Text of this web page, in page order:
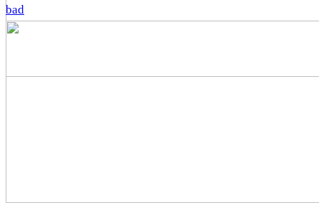
bad